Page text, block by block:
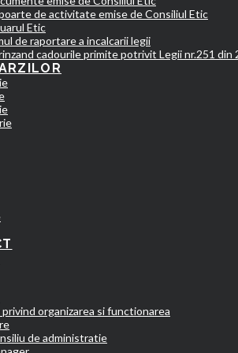
de activitate emise de Consiliul Etic
Etic
de raportare a incalcarii legii
cadourile primite potrivit Legii nr.251 din
privind organizarea si functionarea
de administratie